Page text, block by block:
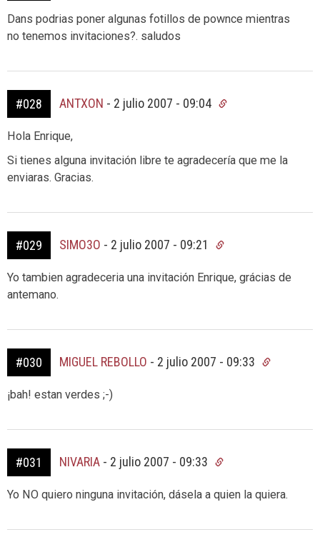
Dans podrias poner algunas fotillos de pownce mientras
no tenemos invitaciones?. saludos
#028 ANTXON - 2 julio 2007 - 09:04
Hola Enrique,
Si tienes alguna invitación libre te agradecería que me la
enviaras. Gracias.
#029 SIMO3O - 2 julio 2007 - 09:21
Yo tambien agradeceria una invitación Enrique, grácias de
antemano.
#030 MIGUEL REBOLLO - 2 julio 2007 - 09:33
¡bah! estan verdes ;-)
#031 NIVARIA - 2 julio 2007 - 09:33
Yo NO quiero ninguna invitación, dásela a quien la quiera.